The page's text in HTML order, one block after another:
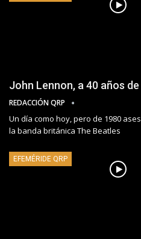
John Lennon, a 40 años
REDACCIÓN QRP
Un día como hoy, pero de 1980
la banda británica The Beatles
EFEMÉRIDE QRP